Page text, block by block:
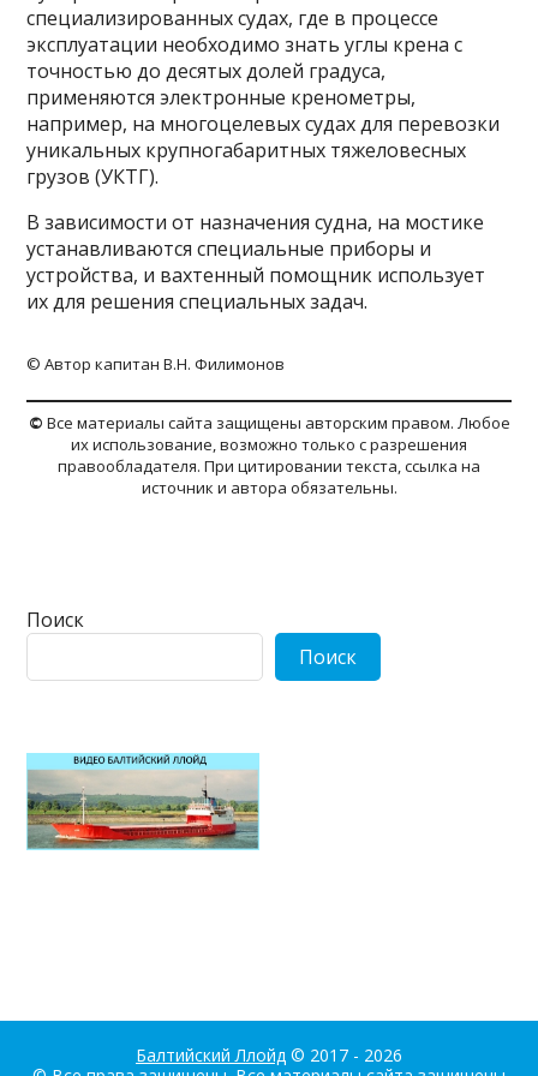
специализированных судах, где в процессе
эксплуатации необходимо знать углы крена с
точностью до десятых долей градуса,
применяются электронные кренометры,
например, на многоцелевых судах для перевозки
уникальных крупногабаритных тяжеловесных
грузов (УКТГ).
В зависимости от назначения судна, на мостике
устанавливаются специальные приборы и
устройства, и вахтенный помощник использует
их для решения специальных задач.
© Автор капитан В.Н. Филимонов
© Все материалы сайта защищены авторским правом. Любое
их использование, возможно только с разрешения
правообладателя. При цитировании текста, ссылка на
источник и автора обязательны.
Поиск
Поиск
Балтийский Ллойд © 2017 - 2026